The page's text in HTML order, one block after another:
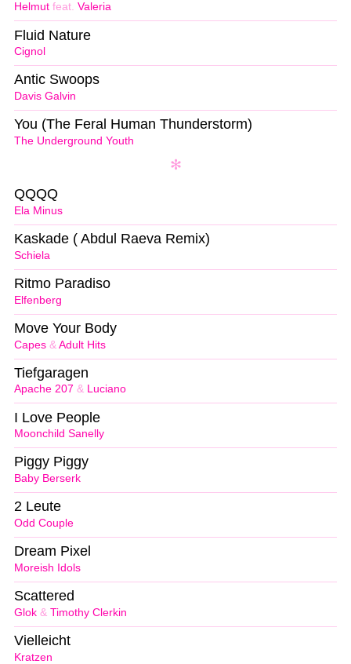
Helmut feat. Valeria
Cignol
Fluid Nature
Davis Galvin
Antic Swoops
The Underground Youth
You (The Feral Human Thunderstorm)
Ela Minus
QQQQ
Schiela
Kaskade ( Abdul Raeva Remix)
Elfenberg
Ritmo Paradiso
Capes & Adult Hits
Move Your Body
Apache 207 & Luciano
Tiefgaragen
Moonchild Sanelly
I Love People
Baby Berserk
Piggy Piggy
Odd Couple
2 Leute
Moreish Idols
Dream Pixel
Glok & Timothy Clerkin
Scattered
Kratzen
Vielleicht